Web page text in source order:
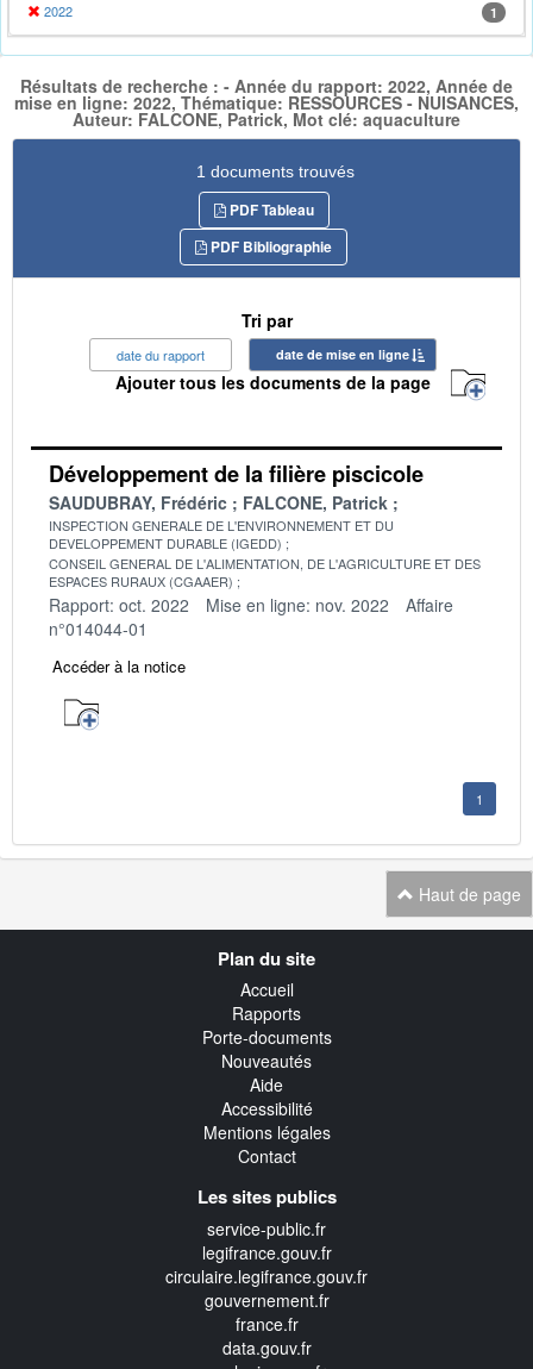
2022 1
Résultats de recherche : - Année du rapport: 2022, Année de
mise en ligne: 2022, Thématique: RESSOURCES - NUISANCES,
Auteur: FALCONE, Patrick, Mot clé: aquaculture
1 documents trouvés
PDF Tableau
PDF Bibliographie
Tri par
date du rapport date de mise en ligne
Ajouter tous les documents de la page
Développement de la filière piscicole
SAUDUBRAY, Frédéric FALCONE, Patrick
INSPECTION GENERALE DE L'ENVIRONNEMENT ET DU
DEVELOPPEMENT DURABLE (IGEDD)
CONSEIL GENERAL DE L'ALIMENTATION, DE L'AGRICULTURE ET DES
ESPACES RURAUX (CGAAER)
Rapport: oct. 2022 Mise en ligne: nov. 2022
Affaire
n°014044-01
Accéder à la notice
1
Haut de page
Plan du site
Accueil
Rapports
Porte-documents
Nouveautés
Aide
Accessibilité
Mentions légales
Contact
Les sites publics
service-public.fr
legifrance.gouv.fr
circulaire.legifrance.gouv.fr
gouvernement.fr
france.fr
data.gouv.fr